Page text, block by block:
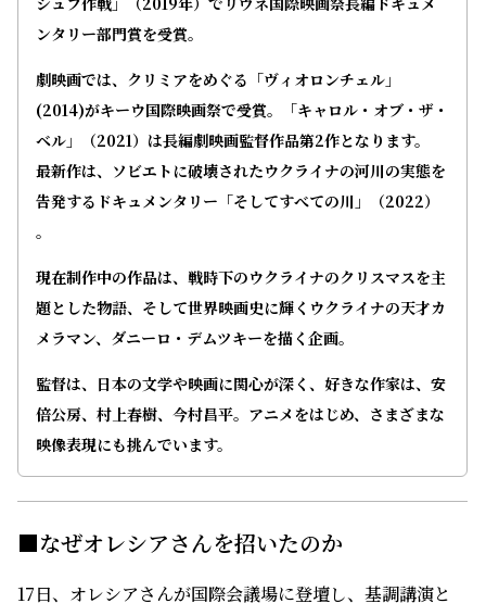
1984年ウクライナ生まれ。キーウ国立演劇映画テレビ大学
画祭」にて審査員賞を受賞。その後、ウクライナの現代史を
みつめるドキュメンタリーで注目を浴び、「境界線 フルビ
シュフ作戦」（2019年）でリヴネ国際映画祭長編ドキュメ
ンタリー部門賞を受賞。
劇映画では、クリミアをめぐる「ヴィオロンチェル」
ベル」（2021）は長編劇映画監督作品第2作となります。
最新作は、ソビエトに破壊されたウクライナの河川の実態を
告発するドキュメンタリー「そしてすべての川」（2022）
。
現在制作中の作品は、戦時下のウクライナのクリスマスを主
題とした物語、そして世界映画史に輝くウクライナの天才カ
監督は、日本の文学や映画に関心が深く、好きな作家は、安
映像表現にも挑んでいます。